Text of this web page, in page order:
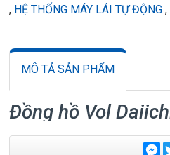
, HỆ THỐNG MÁY LÁI TỰ ĐỘNG ,
MÔ TẢ SẢN PHẨM
Đồng hồ Vol